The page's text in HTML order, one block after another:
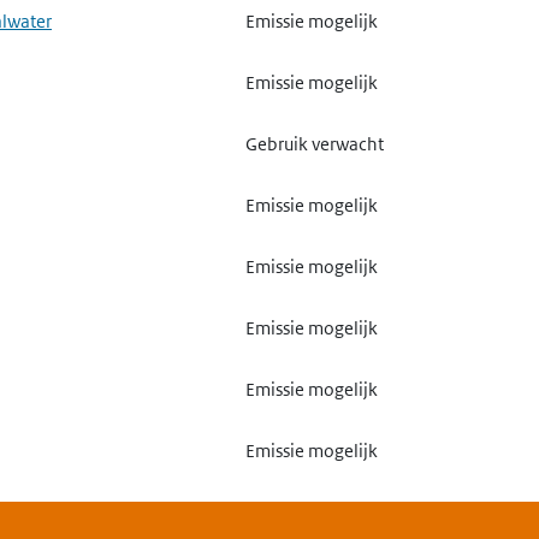
Emissie mogelijk
Emissie mogelijk
Gebruik verwacht
Emissie mogelijk
Emissie mogelijk
Emissie mogelijk
Emissie mogelijk
Emissie mogelijk